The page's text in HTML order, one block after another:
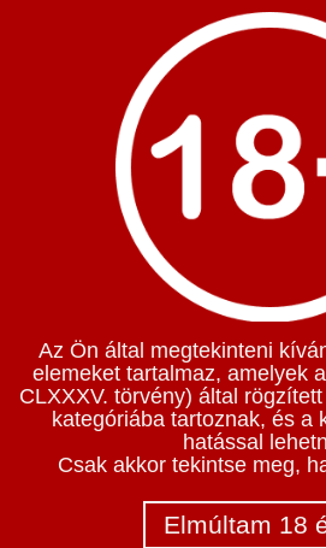
Az Ön által megtekinteni
elemeket tartalmaz, amelyek
CLXXXV. törvény) által
kategóriába tartoznak, és a
hatással
Csak akkor tekintse meg,
Elmúltam 18